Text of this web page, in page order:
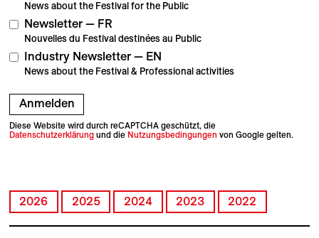
News about the Festival for the Public
Newsletter — FR
Nouvelles du Festival destinées au Public
Industry Newsletter — EN
News about the Festival & Professional activities
Anmelden
Diese Website wird durch reCAPTCHA geschützt, die
Datenschutzerklärungund die Nutzungsbedingungen von Google gelten.
2026 2025 2024 2023 2022